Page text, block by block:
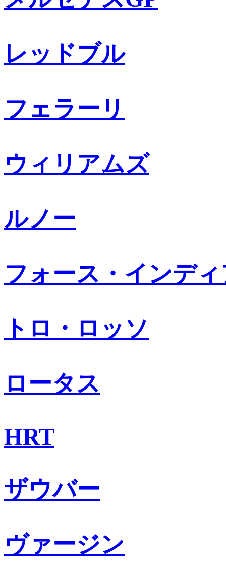
レッドブル
フェラーリ
ウィリアムズ
ルノー
フォース・インデ
トロ・ロッソ
ロータス
HRT
ザウバー
ヴァージン